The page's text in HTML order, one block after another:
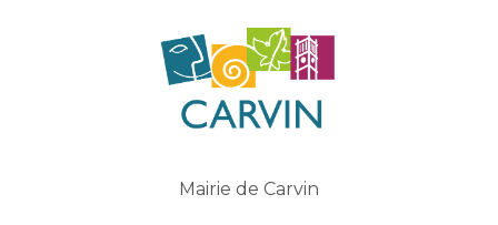
Mairie de Carvin